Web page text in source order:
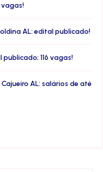
vagas!
AL: edital publicado!
116 vagas!
AL: salários de até